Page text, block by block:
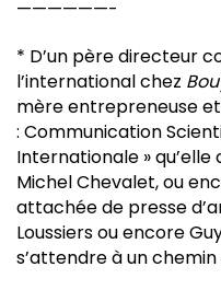
——————-
* D’un père directeur
l’international chez
mère entrepreneuse
: Communication
Internationale »
Michel Chevalet, ou
attachée de presse
Loussiers ou encore
s’attendre à un